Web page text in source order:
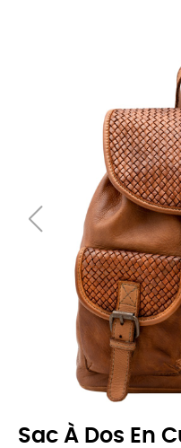
Sac À Dos En